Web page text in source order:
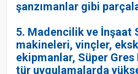
şanzımanlar gibi
5. Madencilik ve İnşaat
makineleri, vinçler,
ekipmanlar, Süper Gres
tür uygulamalarda